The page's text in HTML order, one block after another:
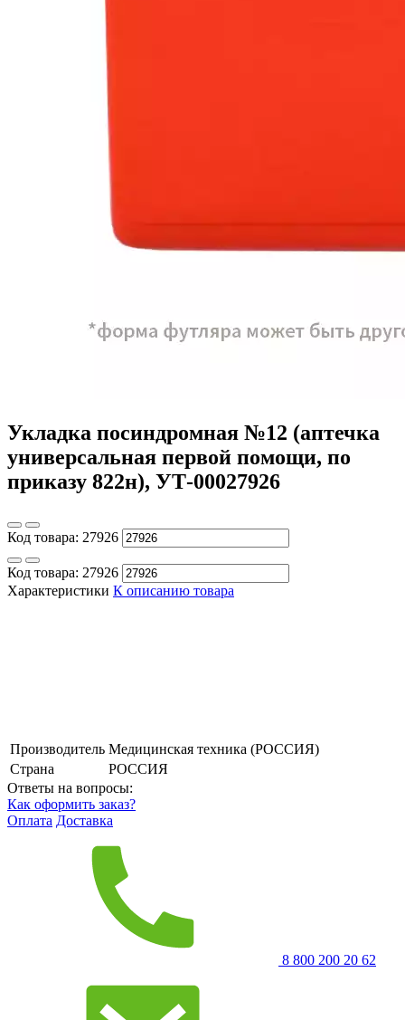
Укладка посиндромная №12 (аптечка
универсальная первой помощи, по
приказу 822н), УТ-00027926
Код товара: 27926
Код товара: 27926
Характеристики К описанию товара
Производитель Медицинская техника (РОССИЯ)
Страна
РОССИЯ
Ответы на вопросы:
Как оформить заказ?
Оплата Доставка
8 800 200 20 62